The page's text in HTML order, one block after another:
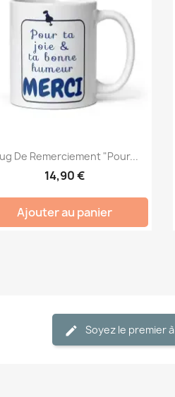
De Remerciement "Pour...
14,90 €
Ajouter au panier
Soyez le premier